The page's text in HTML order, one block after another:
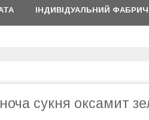
ІНДИВІДУАЛЬНИЙ
сукня оксамит